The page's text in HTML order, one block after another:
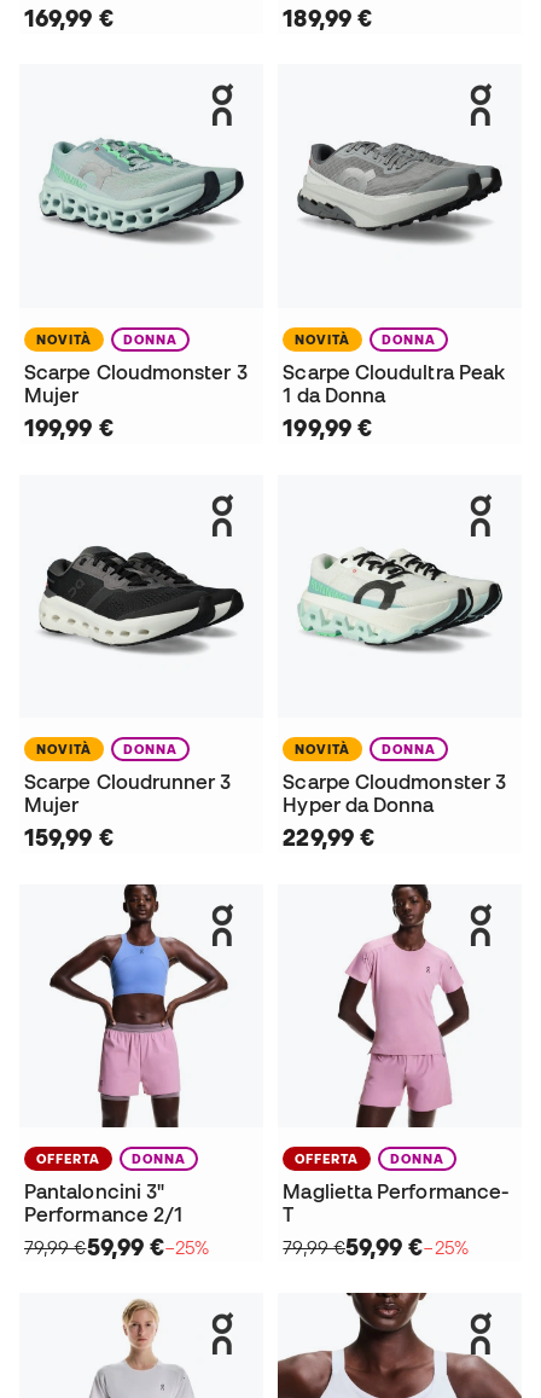
169,99 € 189,99 €
NOVITÀ DONNA
Scarpe Cloudmonster 3
Mujer
199,99 €
NOVITÀ DONNA
Scarpe Cloudultra Peak
1 da Donna
199,99 €
NOVITÀ DONNA
Scarpe Cloudrunner 3
Mujer
159,99 €
NOVITÀ DONNA
Scarpe Cloudmonster 3
Hyper da Donna
229,99 €
OFFERTA DONNA
Pantaloncini 3"
Performance 2/1
79,99 €59,99 €−25%
OFFERTA DONNA
Maglietta Performance-
T
79,99 €59,99 €−25%